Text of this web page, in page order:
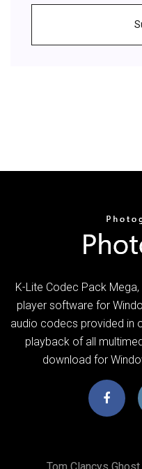
K-Lite Codec Pack
player software for
audio codecs provided in
playback of all
download for